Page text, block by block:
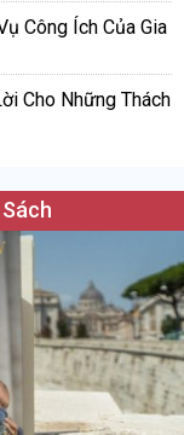
Công Ích Của Gia
Cho Những Thách